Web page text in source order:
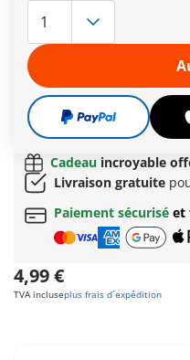
Special Plus. Avec son
dans la forêt enchantée
Soudain, un Joyling joyeux
espiègle et plein d’idées !
découvre vite qu’il est
plus beaux champignons.
Autres informations
Le délai normal
de
Cadeau incroyable
Livraison gratuite
Paiement sécurisé et
4,99 €
TVA incluseplus frais d´expédition